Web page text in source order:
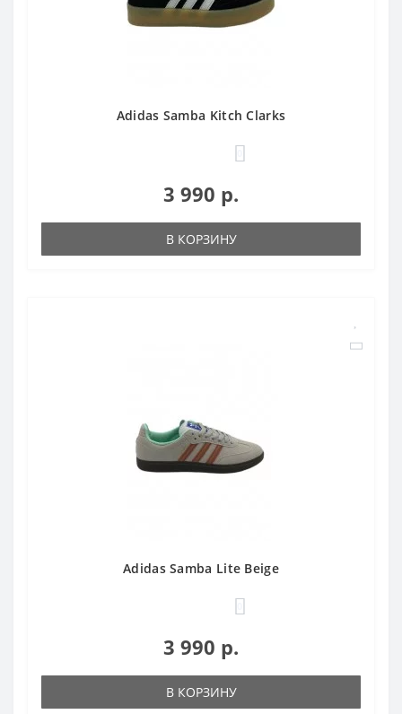
Adidas Samba Kitch Clarks
3 990 р.
В КОРЗИНУ
Adidas Samba Lite Beige
3 990 р.
В КОРЗИНУ